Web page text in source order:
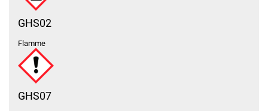
GHS02
Flamme
GHS07